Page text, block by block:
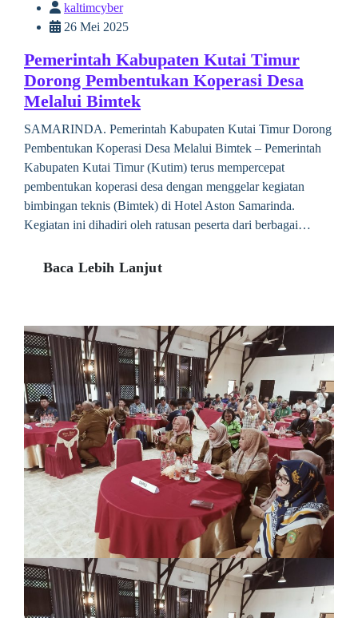
kaltimcyber
26 Mei 2025
Pemerintah Kabupaten Kutai Timur
Dorong Pembentukan Koperasi Desa
Melalui Bimtek
SAMARINDA. Pemerintah Kabupaten Kutai Timur Dorong
Pembentukan Koperasi Desa Melalui Bimtek – Pemerintah
Kabupaten Kutai Timur (Kutim) terus mempercepat
pembentukan koperasi desa dengan menggelar kegiatan
bimbingan teknis (Bimtek) di Hotel Aston Samarinda.
Kegiatan ini dihadiri oleh ratusan peserta dari berbagai…
Baca Lebih Lanjut